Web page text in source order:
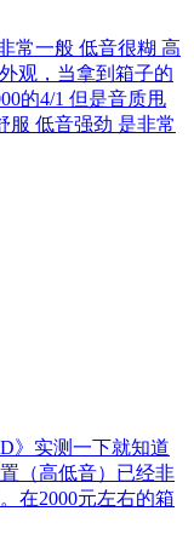
常一般 低音很糊 高
观，当拿到箱子的
的4/1 但是音质甩
服 低音强劲 是非常
》实测一下就知道
（高低音）已经非
在2000元左右的箱